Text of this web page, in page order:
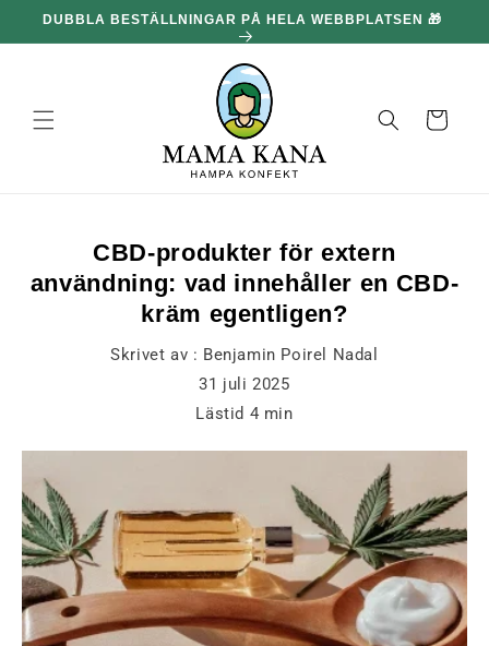
och gå
DUBBLA BESTÄLLNINGAR PÅ HELA WEBBPLATSEN 🎁
Korg
CBD-produkter för extern
användning: vad innehåller en CBD-
kräm egentligen?
Skrivet av : Benjamin Poirel Nadal
31 juli 2025
Lästid 4 min